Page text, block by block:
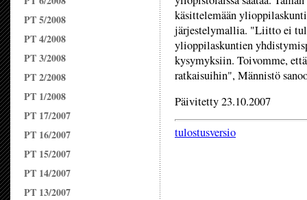
PT 5/2008
PT 4/2008
PT 3/2008
PT 2/2008
PT 1/2008
PT 17/2007
PT 16/2007
PT 15/2007
PT 14/2007
PT 13/2007
käsittelemään
järjestelymallia. "Liitto ei
ylioppilaskuntien
kysymyksiin. Toivomme,
ratkaisuihin", Männistö
Päivitetty 23.10.2007
tulostusversio